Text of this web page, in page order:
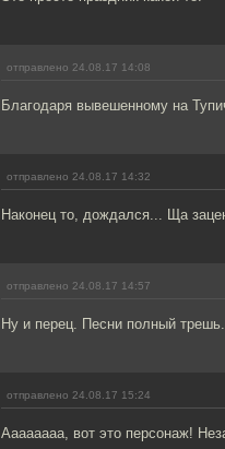
отправлено 24.08.17 14:08
Благодаря вывешенному на
отправлено 24.08.17 14:32
Наконец то, дождался... Ща
отправлено 24.08.17 14:57
Ну и перец. Песни полный трешь.
отправлено 24.08.17 15:24
Аааааааа, вот это персонаж!